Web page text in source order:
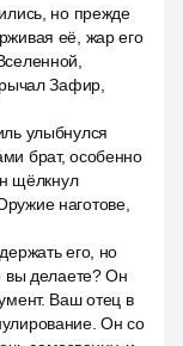
но прежде
её, жар его
Зафир,
улыбнулся
брат, особенно
щёлкнул
наготове,
его, но
вы делаете? Он
Ваш отец в
Он со